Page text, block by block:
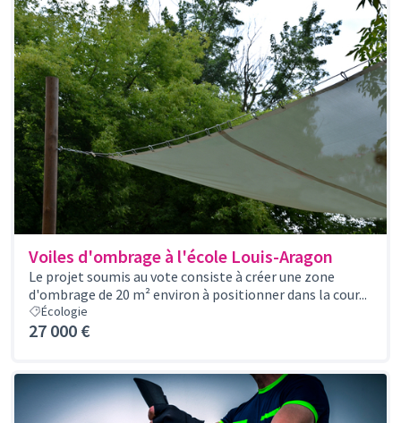
Voiles d'ombrage à l'école Louis-Aragon
Le projet soumis au vote consiste à créer une zone
d'ombrage de 20 m² environ à positionner dans la cour...
Écologie
27 000 €